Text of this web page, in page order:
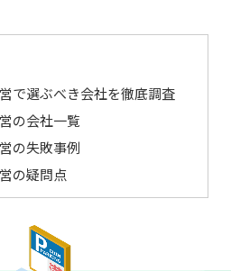
で選ぶべき会社を徹底調査
の会社一覧
の失敗事例
の疑問点